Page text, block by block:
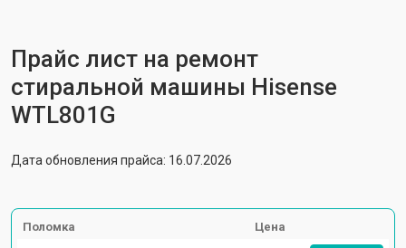
Прайс лист на ремонт
стиральной машины Hisense
WTL801G
Дата обновления прайса: 16.07.2026
Поломка Цена